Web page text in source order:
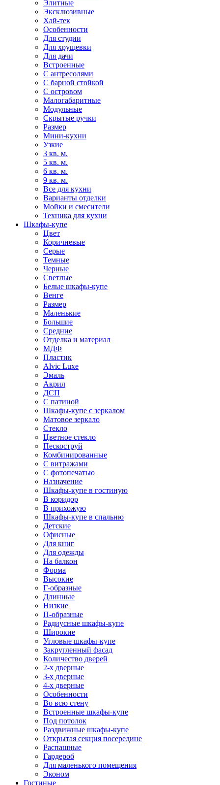
Элитные
Эксклюзивные
Хай-тек
Особенности
Для студии
Для хрущевки
Для дачи
Встроенные
С антресолями
С барной стойкой
С островом
Малогабаритные
Модульные
Скрытые ручки
Размер
Мини-кухни
Узкие
3 кв. м.
5 кв. м.
6 кв. м.
9 кв. м.
Все для кухни
Варианты отделки
Мойки и смесители
Техника для кухни
Шкафы-купе
Цвет
Коричневые
Серые
Темные
Черные
Светлые
Белые шкафы-купе
Венге
Размер
Маленькие
Большие
Средние
Отделка и материал
МДФ
Пластик
Alvic Luxe
Эмаль
Акрил
ДСП
С патиной
Шкафы-купе с зеркалом
Матовое зеркало
Стекло
Цветное стекло
Пескоструй
Комбинированные
С витражами
С фотопечатью
Назначение
Шкафы-купе в гостиную
В коридор
В прихожую
Шкафы-купе в спальню
Детские
Офисные
Для книг
Для одежды
На балкон
Форма
Высокие
Г-образные
Длинные
Низкие
П-образные
Радиусные шкафы-купе
Широкие
Угловые шкафы-купе
Закругленный фасад
Количество дверей
2-х дверные
3-х дверные
4-х дверные
Особенности
Во всю стену
Встроенные шкафы-купе
Под потолок
Раздвижные шкафы-купе
Открытая секция посередине
Распашные
Гардероб
Для маленького помещения
Эконом
Гостиные